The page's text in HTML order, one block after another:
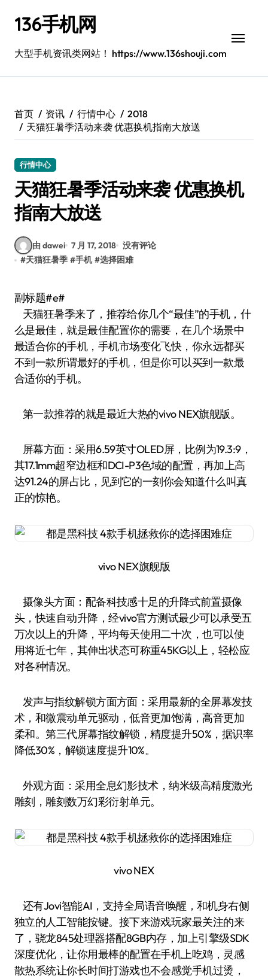
136手机网
大型手机资讯类网站！ https://www.136shouji.com
首页 资讯 行情中心
2018
天猫狂暑季活动来袭 优惠换机指南大放送
行情中心
天猫狂暑季活动来袭 优惠换机
指南大放送
由 dawei 7 月 17, 2018 没有评论
#天猫狂暑季 #手机 #选择困难
副标题#e#
天猫狂暑季来了，推荐给你几个“最佳”的手机，什
么是最佳，就是最佳配置你的需要，在几个场景中
最适合你的手机，手机市场变化飞快，你永远都买
不到一款所谓最好的手机，但是你可以买到一款最
合适你的手机。
第一款推荐的就是最近大热的vivo NEX旗舰版。
屏幕方面：采用6.59英寸OLED屏，比例为19.3:9，
其17.1mm超窄边框和DCI-P3色域的配置，再加上高
达91.24的屏占比，见到它的一刻你会知道什么叫真
正的惊艳。
vivo NEX旗舰版
摄像头方面：配备科技感十足的升降式前置摄像
头，快速自动升降，经vivo官方测试最少可以承受五
万次以上的升降，平均每天使用二十次，也可以使
用将近七年，其伸出状态可称重45KG以上，轻松应
对各种情况。
发声与指纹解锁方面方面：采用最新的全屏幕发技
术，和微震动单元驱动，低音更加饱满，高音更加
柔和。第三代屏幕指纹解锁，精度提升50%，据识率
降低30%，解锁速度提升10%。
外观方面：采用全息幻影技术，纳米级高精度激光
雕刻，雕刻数万幻彩衍射单元。
vivo NEX
还有Jovi智能AI，支持全局语音唤醒，和机身右侧
独立的人工智能按键。接下来游戏玩家最关注的来
了，骁龙845处理器搭配8GB内存，加上引擎级SDK
深度优化，让你用最棒的配置在手机上吃鸡，灵感
散热系统让你长时间打游戏也不会感觉手机过烫，